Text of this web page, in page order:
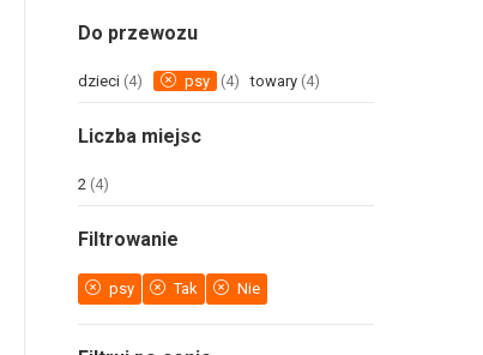
Do przewozu
dzieci (4) psy (4) towary (4)
Liczba miejsc
2 (4)
Filtrowanie
psy Tak Nie